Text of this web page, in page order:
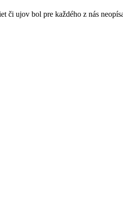
či ujov bol pre každého z nás